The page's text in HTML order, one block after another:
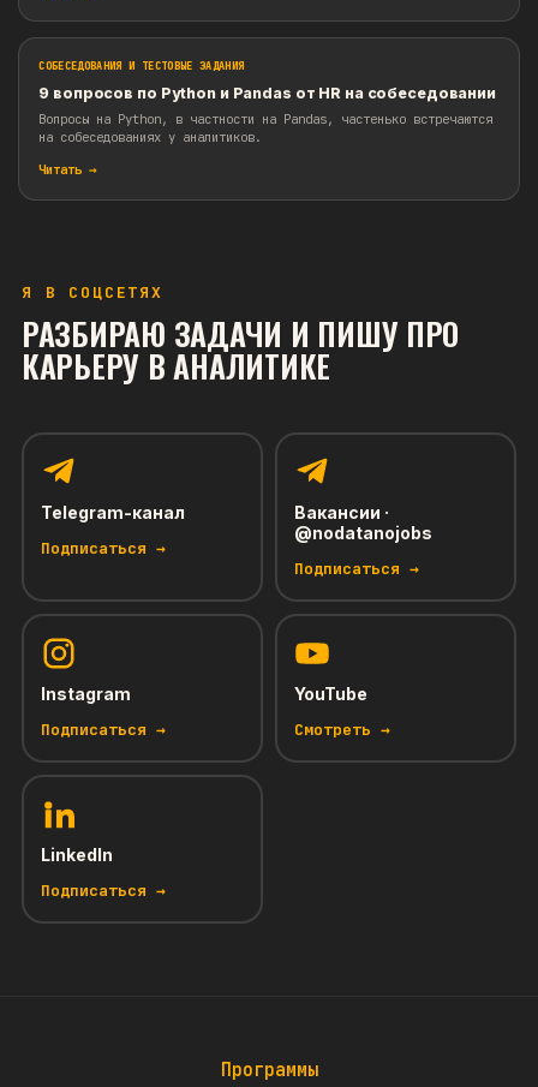
Эту задачу любят задавать на продуктовых собеседованиях
секциях-финалах.
СОБЕСЕДОВАНИЯ И ТЕСТОВЫЕ ЗАДАНИЯ
8 популярных вопросов по теории SQL с
понимание теории SQL.
Читать →
СОБЕСЕДОВАНИЯ И ТЕСТОВЫЕ ЗАДАНИЯ
9 вопросов по Python и Pandas от HR на
на собеседованиях у аналитиков.
Читать →
Я В СОЦСЕТЯХ
РАЗБИРАЮ ЗАДАЧИ И ПИШУ ПРО
КАРЬЕРУ В АНАЛИТИКЕ
Telegram-канал
Подписаться →
Вакансии ·
@nodatanojobs
Подписаться →
Instagram
Подписаться →
YouTube
Смотреть →
LinkedIn
Подписаться →
Программы